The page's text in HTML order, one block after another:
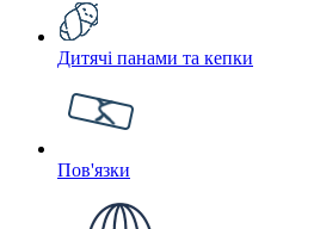
Дитячі панами та кепки
Пов'язки